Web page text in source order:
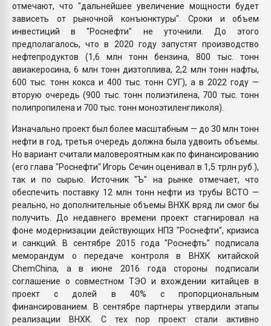
отмечают, что "дальнейшее увеличение мощности будет
зависеть от рыночной конъюнктуры". Сроки и объем
инвестиций в "Роснефти" не уточнили. До этого
предполагалось, что в 2020 году запустят производство
нефтепродуктов (1,6 млн тонн бензина, 800 тыс. тонн
авиакеросина, 6 млн тонн дизтоплива, 2,2 млн тонн нафты,
600 тыс. тонн кокса и 400 тыс. тонн СУГ), а в 2022 году —
вторую очередь (900 тыс. тонн полиэтилена, 700 тыс. тонн
полипропилена и 700 тыс. тонн моноэтиленгликоля).
Изначально проект был более масштабным — до 30 млн тонн
нефти в год, третья очередь должна была удвоить объемы.
Но вариант считали маловероятным как по финансированию
(его глава "Роснефти" Игорь Сечин оценивал в 1,5 трлн руб.),
так и по сырью. Источник "Ъ" на рынке отмечает, что
обеспечить поставку 12 млн тонн нефти из трубы ВСТО —
реально, но дополнительные объемы ВНХК вряд ли смог бы
получить. До недавнего времени проект стагнировал на
фоне модернизации действующих НПЗ "Роснефти", кризиса
и санкций. В сентябре 2015 года "Роснефть" подписала
меморандум о передаче контроля в ВНХК китайской
ChemChina, а в июне 2016 года стороны подписали
соглашение о совместном ТЭО и вхождении китайцев в
проект с долей в 40% с пропорциональным
финансированием. В сентябре партнеры утвердили этапы
реализации ВНХК. С тех пор проект стали активно